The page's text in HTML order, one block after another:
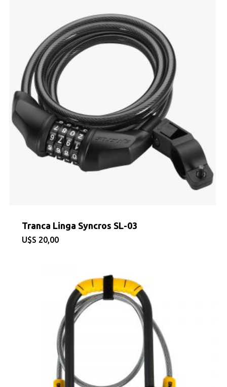
Tranca Linga Syncros SL-03
$ 20,00